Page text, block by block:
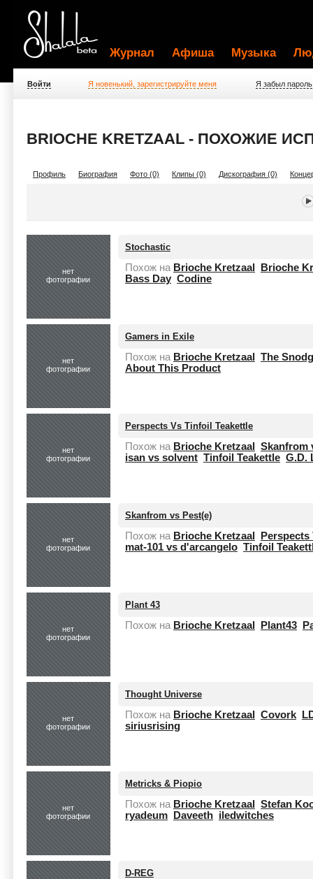
Журнал Афиша Музыка
Войти Я новенький, зарегистрируйте меня Я забыл пароль
BRIOCHE KRETZAAL - ПОХОЖИЕ
Профиль Биография Фото (0) Клипы (0) Дискография (0)
нет
фотографии
Stochastic
Похож на Brioche Kretzaal
Brioche
Bass Day Codine
нет
фотографии
Gamers in Exile
Похож на Brioche Kretzaal
The
About This Product
нет
фотографии
Perspects Vs Tinfoil Teakettle
Похож на Brioche Kretzaal
Skanfrom
isan vs solvent Tinfoil Teakettle G.D.
нет
фотографии
Skanfrom vs Pest(e)
Похож на Brioche Kretzaal
mat-101 vs d'arcangelo Tinfoil
нет
фотографии
Plant 43
Похож на Brioche Kretzaal Plant43
нет
фотографии
Thought Universe
Похож на Brioche Kretzaal Covork
siriusrising
нет
фотографии
Metricks & Piopio
Похож на Brioche Kretzaal
Stefan
ryadeum
Daveeth iledwitches
D-REG